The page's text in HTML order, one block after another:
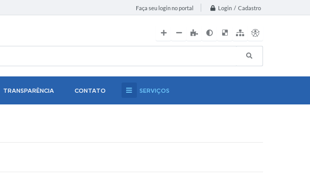
Faça seu login no portal Login / Cadastro
TRANSPARÊNCIA CONTATO SERVIÇOS